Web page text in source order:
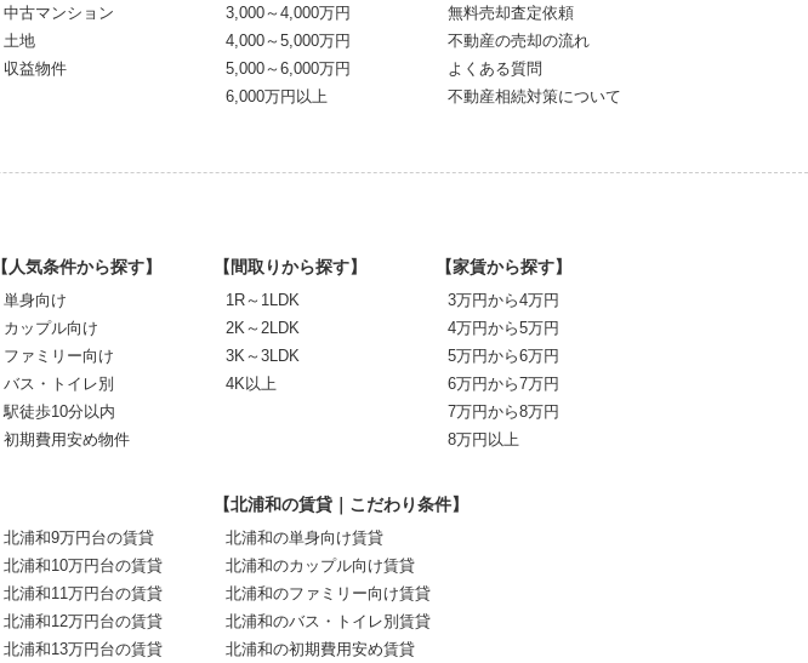
中古マンション
土地
収益物件
3,000～4,000万円
4,000～5,000万円
5,000～6,000万円
6,000万円以上
無料売却査定依頼
不動産の売却の流れ
よくある質問
不動産相続対策について
【人気条件から探す】
単身向け
カップル向け
ファミリー向け
バス・トイレ別
駅徒歩10分以内
初期費用安め物件
【間取りから探す】
1R～1LDK
2K～2LDK
3K～3LDK
4K以上
【家賃から探す】
3万円から4万円
4万円から5万円
5万円から6万円
6万円から7万円
7万円から8万円
8万円以上
北浦和9万円台の賃貸
北浦和10万円台の賃貸
北浦和11万円台の賃貸
北浦和12万円台の賃貸
北浦和13万円台の賃貸
【北浦和の賃貸｜こだわり条件】
北浦和の単身向け賃貸
北浦和のカップル向け賃貸
北浦和のファミリー向け賃貸
北浦和のバス・トイレ別賃貸
北浦和の初期費用安め賃貸